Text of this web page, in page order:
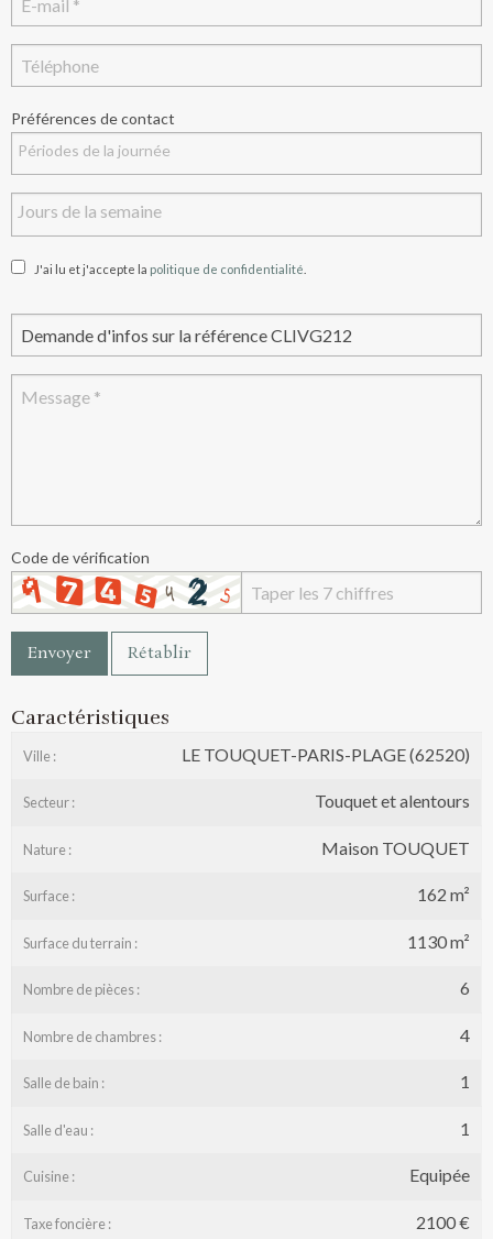
Préférences de contact
J'ai lu et j'accepte la politique de confidentialité
Code de vérification
Envoyer Rétablir
Caractéristiques
Ville : LE TOUQUET-PARIS-PLAGE (62520)
Secteur : Touquet et alentours
Nature : Maison TOUQUET
Surface : 162 m²
Surface du terrain : 1130 m²
Nombre de pièces : 6
Nombre de chambres : 4
Salle de bain : 1
Salle d'eau : 1
Cuisine : Equipée
Taxe foncière : 2100 €